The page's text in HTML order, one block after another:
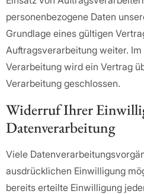
personenbezogene Daten
Grundlage eines gültigen
Auftragsverarbeitung weiter.
Verarbeitung wird ein Vertrag
Verarbeitung geschlossen.
Widerruf Ihrer
Datenverarbeitung
Viele
ausdrücklichen Einwilligung
bereits erteilte Einwilligung